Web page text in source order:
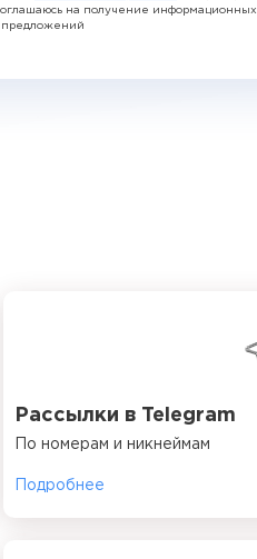
на получение информационных
Рассылки в Telegram
По номерам и никнеймам
Подробнее